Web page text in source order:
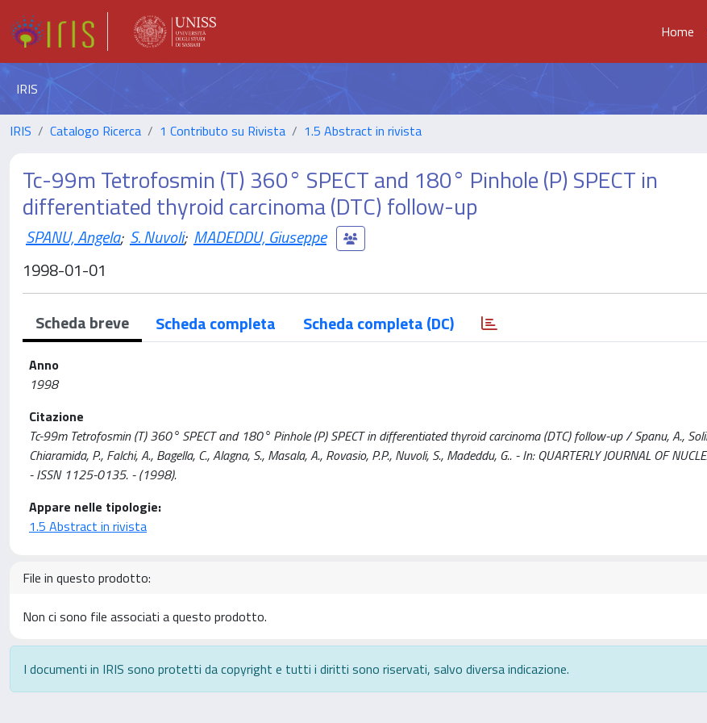
Home
IRIS
IRIS Catalogo Ricerca 1 Contributo su Rivista 1.5 Abstract in rivista
Tc-99m Tetrofosmin (T) 360° SPECT and 180° Pinhole (P) SPECT in
differentiated thyroid carcinoma (DTC) follow-up
SPANU, Angela; S. Nuvoli; MADEDDU, Giuseppe
1998-01-01
Scheda breve Scheda completa Scheda completa (DC)
Anno
1998
Citazione
Tc-99m Tetrofosmin (T) 360° SPECT and 180° Pinhole (P) SPECT in differentiated thyroid carcinoma (DTC) follow-up / Spanu, A.,
Chiaramida, P., Falchi, A., Bagella, C., Alagna, S., Masala, A., Rovasio, P.P., Nuvoli, S., Madeddu, G.. - In: QUARTERLY JOURNAL OF
- ISSN 1125-0135. - (1998).
Appare nelle tipologie:
1.5 Abstract in rivista
File in questo prodotto:
Non ci sono file associati a questo prodotto.
I documenti in IRIS sono protetti da copyright e tutti i diritti sono riservati, salvo diversa indicazione.